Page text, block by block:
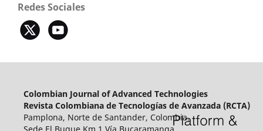
Redes Sociales
Colombian Journal of Advanced Technologies
Revista Colombiana de Tecnologías de Avanzada (RCTA)
Pamplona, Norte de Santander, Colombia.